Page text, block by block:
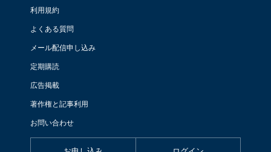
利用規約
よくある質問
メール配信申し込み
定期購読
広告掲載
著作権と記事利用
お問い合わせ